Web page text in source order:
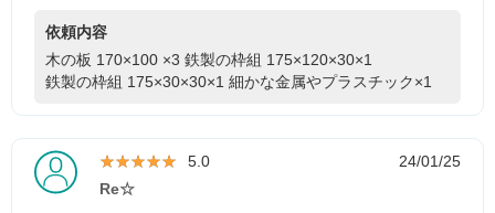
依頼内容
木の板 170×100 ×3 鉄製の枠組 175×120×30×1
鉄製の枠組 175×30×30×1 細かな金属やプラスチック×1
★★★★★
★★★★★ 5.0
24/01/25
Re☆